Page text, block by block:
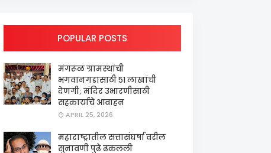
POPULAR POSTS
मंगरूळ ग्रामस्थांची
भगवानगडासाठी ५१ लाखांची
देणगी; मंदिर उभारणीसाठी
सहकार्याचे आवाहन
APRIL 25, 2026
महाराष्ट्रातील सत्तासंघर्षा वरील
सुनावणी पुढे ढकलली